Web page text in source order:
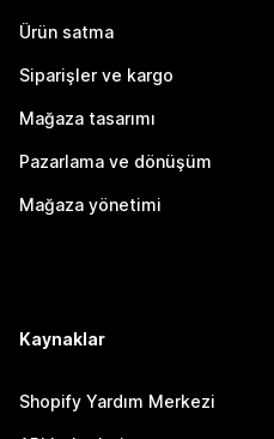
Ürün satma
Siparişler ve kargo
Mağaza tasarımı
Pazarlama ve dönüşüm
Mağaza yönetimi
Kaynaklar
Shopify Yardım Merkezi